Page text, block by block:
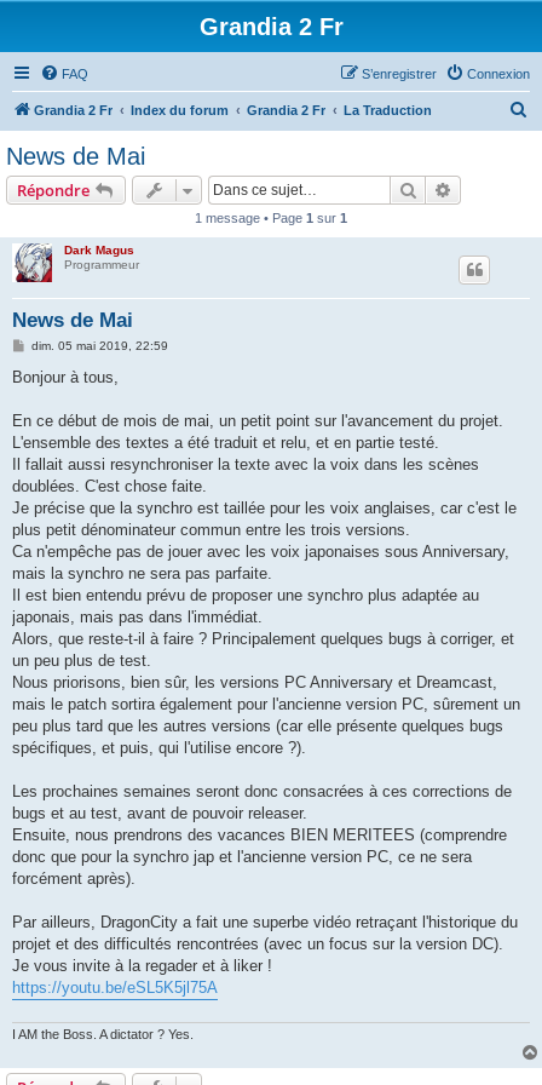
Grandia 2 Fr
FAQ Connexion
S’enregistrer
Grandia 2 Fr Index du forum Grandia 2 Fr La Traduction
News de Mai
Répondre Rechercher
1 message • Page 1 sur 1
Dark Magus
Programmeur
News de Mai
M
s
g
dim. 05 mai 2019, 22:59
Bonjour à tous,
En ce début de mois de mai, un petit point sur l'avancement du projet.
L'ensemble des textes a été traduit et relu, et en partie testé.
Il fallait aussi resynchroniser la texte avec la voix dans les scènes
doublées. C'est chose faite.
Je précise que la synchro est taillée pour les voix anglaises, car c'est le
plus petit dénominateur commun entre les trois versions.
Ca n'empêche pas de jouer avec les voix japonaises sous Anniversary,
mais la synchro ne sera pas parfaite.
Il est bien entendu prévu de proposer une synchro plus adaptée au
japonais, mais pas dans l'immédiat.
Alors, que reste-t-il à faire ? Principalement quelques bugs à corriger, et
un peu plus de test.
Nous priorisons, bien sûr, les versions PC Anniversary et Dreamcast,
mais le patch sortira également pour l'ancienne version PC, sûrement un
peu plus tard que les autres versions (car elle présente quelques bugs
spécifiques, et puis, qui l'utilise encore ?).
Les prochaines semaines seront donc consacrées à ces corrections de
bugs et au test, avant de pouvoir releaser.
Ensuite, nous prendrons des vacances BIEN MERITEES (comprendre
donc que pour la synchro jap et l'ancienne version PC, ce ne sera
forcément après).
Par ailleurs, DragonCity a fait une superbe vidéo retraçant l'historique du
projet et des difficultés rencontrées (avec un focus sur la version DC).
Je vous invite à la regader et à liker !
https://youtu.be/eSL5K5jl75A
I AM the Boss. A dictator ? Yes.